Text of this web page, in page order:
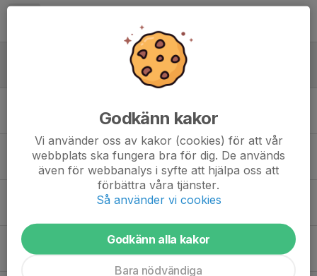
Sommaruppehåll ⚽️☀️
0
15 jun, 18:17 0
Sammanfattning föräldrarmötet
11 jun, 10:43 0
Kakförsäljning
21 maj, 22:30 0
Godkänn kakor
Vi använder oss av kakor (cookies) för att vår
webbplats ska fungera bra för dig. De används
även för webbanalys i syfte att hjälpa oss att
förbättra våra tjänster.
Så använder vi cookies
Godkänn alla kakor
Bara nödvändiga